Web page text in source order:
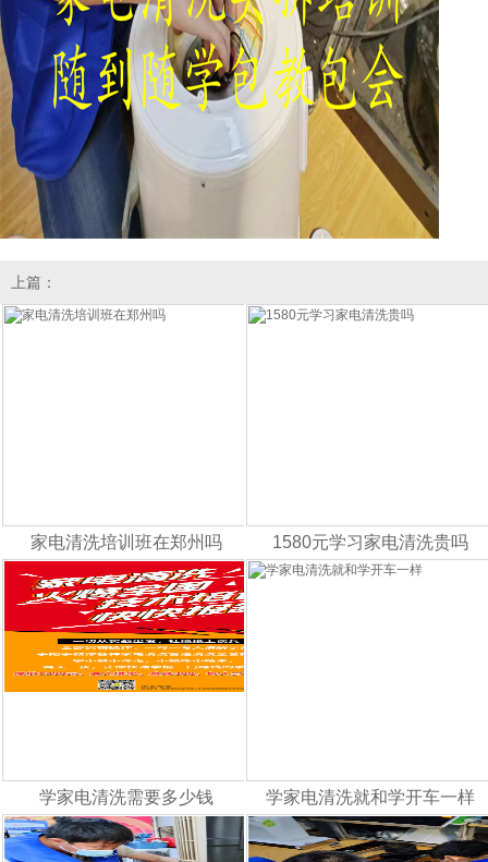
上篇：
1580元学习家电清洗贵吗
家电清洗培训班在郑州吗 1580元学习家电清洗贵吗
学家电清洗需要多少钱 学家电清洗就和学开车一样